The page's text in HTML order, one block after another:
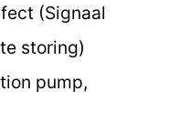
(Signaal
storing)
pump,